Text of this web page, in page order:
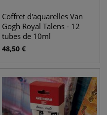
Coffret d'aquarelles Van
Gogh Royal Talens - 12
tubes de 10ml
48,50 €